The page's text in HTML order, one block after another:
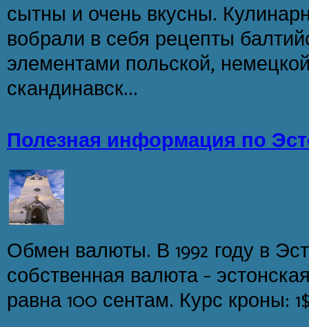
сытны и очень вкусны.
вобрали в себя рецепты
элементами польской,
скандинавск...
Полезная информация по
Обмен валюты. В 1992 году в
собственная валюта -
равна 100 сентам. Курс кроны: